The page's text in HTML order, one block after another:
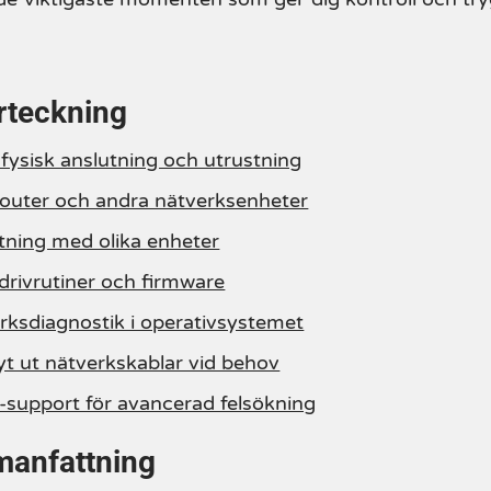
anslutning och utrustning
och andra nätverksenheter
med olika enheter
och firmware
i operativsystemet
ut nätverkskablar vid behov
support för avancerad felsökning